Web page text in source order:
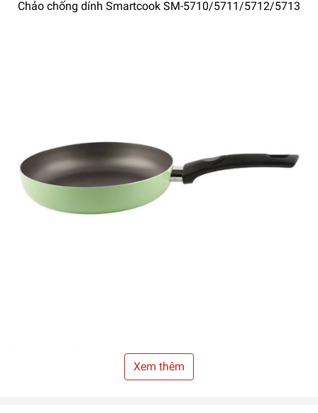
Chảo chống dính Smartcook SM-5710/5711/5712/5713
- Chảo chống dính nhôm dập nguyên khối dày dặn, tỏa nhiệt
Xem thêm